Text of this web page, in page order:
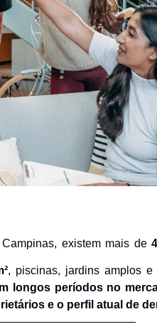
existem mais de
, piscinas, jardins amplos e
longos períodos no
e o perfil atual de